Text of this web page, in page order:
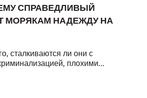
СПРАВЕДЛИВЫЙ
МОРЯКАМ НАДЕЖДУ НА
сталкиваются ли они с
плохими